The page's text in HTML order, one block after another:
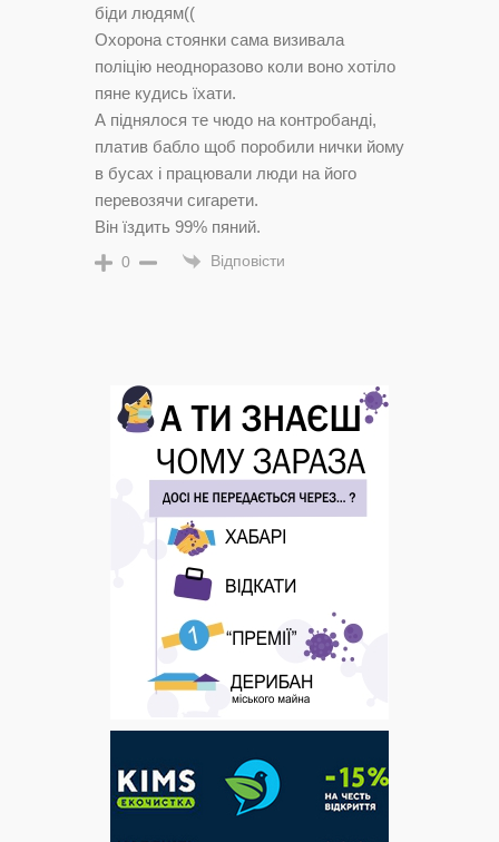
біди людям((
Охорона стоянки сама визивала
поліцію неодноразово коли воно хотіло
пяне кудись їхати.
А піднялося те чюдо на контробанді,
платив бабло щоб поробили нички йому
в бусах і працювали люди на його
перевозячи сигарети.
Він їздить 99% пяний.
0 Відповісти